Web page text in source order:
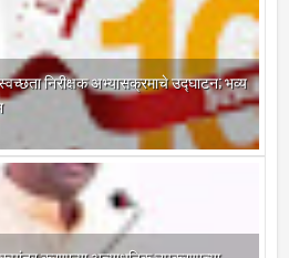
स्वच्छता निरीक्षक अभ्यासक्रमाचे उद्घाटन; भव्य